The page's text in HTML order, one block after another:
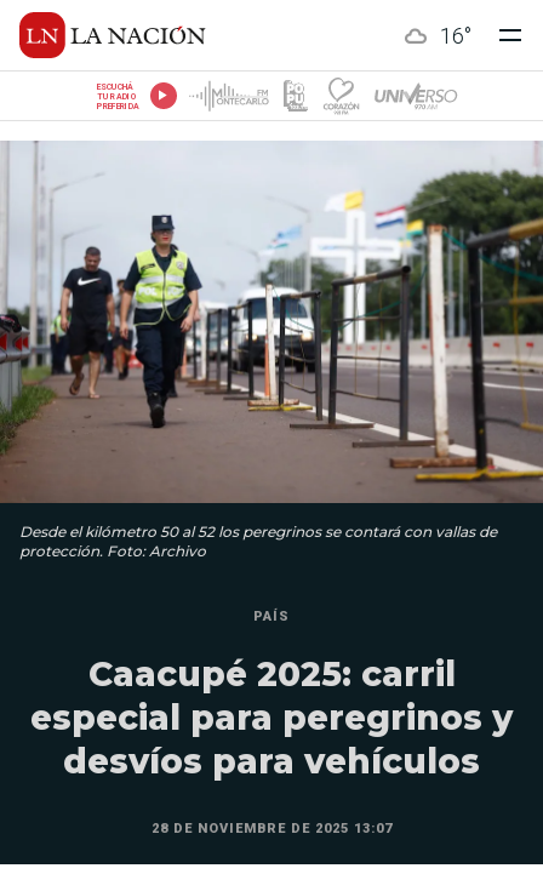
16°
ESCUCHÁ
TU RADIO
PREFERIDA
Desde el kilómetro 50 al 52 los peregrinos se contará con vallas de
protección. Foto: Archivo
PAÍS
Caacupé 2025: carril
especial para peregrinos y
desvíos para vehículos
28 DE NOVIEMBRE DE 2025 13:07